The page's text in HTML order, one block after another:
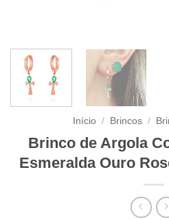
Início / Brincos /
Brinco de Argola
Esmeralda Ouro